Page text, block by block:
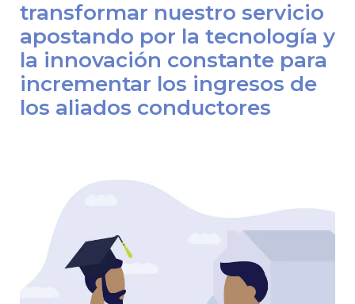
transformar nuestro servicio
apostando por la tecnología y
la innovación constante para
incrementar los ingresos de
los aliados conductores